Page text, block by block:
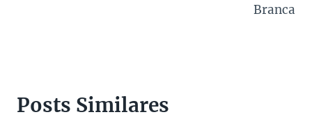
Branca
Posts Similares